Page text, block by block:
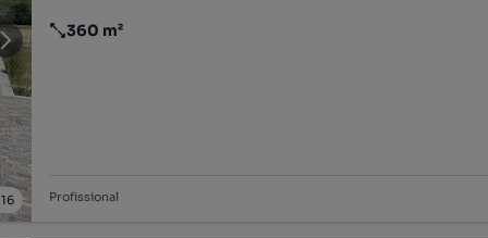
16
Preço por metro quadrado
360 m²
Profissional